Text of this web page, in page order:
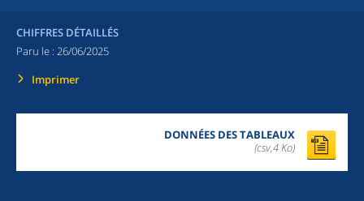
CHIFFRES DÉTAILLÉS
Paru le : 26/06/2025
Imprimer
DONNÉES DES TABLEAUX
(csv,4 Ko)